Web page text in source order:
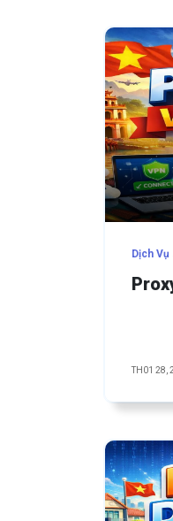
Dịch Vụ
TH01 28,